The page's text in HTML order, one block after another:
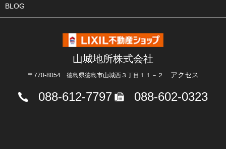
BLOG
山城地所株式会社
〒770-8054 徳島県徳島市山城西３丁目１１－２ アクセス
088-612-7797 088-602-0323